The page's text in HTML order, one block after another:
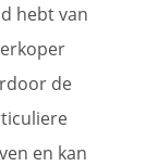
hebt van
de
en kan